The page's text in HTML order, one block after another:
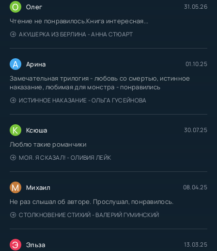
О Олег 31.05.26
Чтение не понравилось.Книга интересная...
АКУШЕРКА ИЗ БЕРЛИНА - АННА СТЮАРТ
А Арина 01.10.25
Замечательная трилогия - любовь со смертью, истинное
наказание, любимая для монстра - понравились
ИСТИННОЕ НАКАЗАНИЕ - ОЛЬГА ГУСЕЙНОВА
К Ксюша 30.07.25
Люблю такие романчики
МОЯ. Я СКАЗАЛ! - ОЛИВИЯ ЛЕЙК
М Михаил 08.04.25
Не раз слышал об авторе. Прослушал, понравилось.
СТОЛКНОВЕНИЕ СТИХИЙ - ВАЛЕРИЙ ГУМИНСКИЙ
Э Эльза 13.03.25